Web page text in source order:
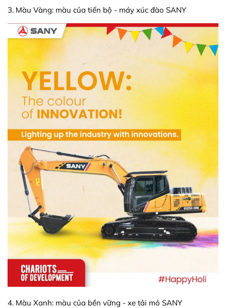
3. Màu Vàng: màu của tiến bộ - máy xúc đào SANY
4. Màu Xanh: màu của bền vững - xe tải mỏ SANY